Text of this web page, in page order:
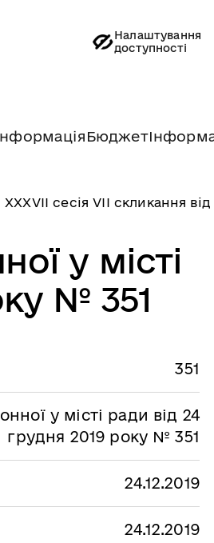
Налаштування
доступності
Бюджет
ХХХVII сесія VII скликання від
у місті
№ 351
351
у місті ради від 24
грудня 2019 року № 351
24.12.2019
24.12.2019